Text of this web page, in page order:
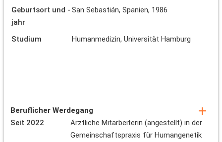
Geburtsort und -
jahr
San Sebastián, Spanien, 1986
Studium Humanmedizin, Universität Hamburg
Beruflicher Werdegang
Seit 2022
Ärztliche Mitarbeiterin (angestellt) in der
Gemeinschaftspraxis für Humangenetik